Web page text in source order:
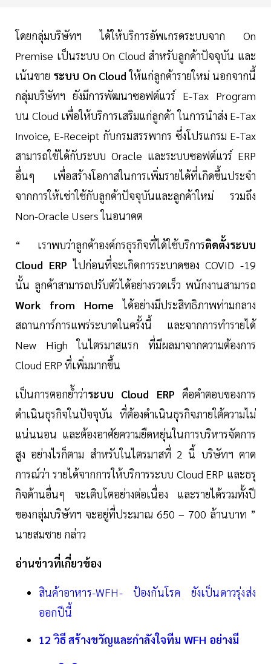
โดยกลุ่มบริษัทฯ ได้ให้บริการอัพเกรดระบบจาก On
Premise เป็นระบบ On Cloud สำหรับลูกค้าปัจจุบัน และ
เน้นขาย ระบบ On Cloudให้แก่ลูกค้ารายใหม่ นอกจากนี้
กลุ่มบริษัทฯ ยังมีการพัฒนาซอฟต์แวร์ E-Tax Program
บน Cloud เพื่อให้บริการเสริมแก่ลูกค้า ในการนำส่ง E-Tax
Invoice, E-Receipt กับกรมสรรพากร ซึ่งโปรแกรม E-Tax
สามารถใช้ได้กับระบบ Oracle และระบบซอฟต์แวร์ ERP
อื่นๆ เพื่อสร้างโอกาสในการเพิ่มรายได้ที่เกิดขึ้นประจำ
จากการให้เช่าใช้กับลูกค้าปัจจุบันและลูกค้าใหม่ รวมถึง
Non-Oracle Users ในอนาคต
“ เราพบว่าลูกค้าองค์กรธุรกิจที่ได้ใช้บริการติดตั้งระบบ
Cloud ERP ไปก่อนที่จะเกิดการระบาดของ COVID -19
นั้น ลูกค้าสามารถปรับตัวได้อย่างรวดเร็ว พนักงานสามารถ
Work from Homeได้อย่างมีประสิทธิภาพท่ามกลาง
สถานการ์การแพร่ระบาดในครั้งนี้ และจากการทำรายได้
New High ในไตรมาสแรก ที่มีผลมาจากความต้องการ
Cloud ERP ที่เพิ่มมากขึ้น
เป็นการตอกย้ำว่าระบบ Cloud ERP คือคำตอบของการ
ดำเนินธุรกิจในปัจจุบัน ที่ต้องดำเนินธุรกิจภายใต้ความไม่
แน่นนอน และต้องอาศัยความยืดหยุ่นในการบริหารจัดการ
สูง อย่างไรก็ตาม สำหรับในไตรมาสที่ 2 นี้ บริษัทฯ คาด
การณ์ว่า รายได้จากการให้บริการระบบ Cloud ERP และธรุ
กิจด้านอื่นๆ จะเติบโตอย่างต่อเนื่อง และรายได้รวมทั้งปี
ของกลุ่มบริษัทฯ จะอยู่ที่ประมาณ 650 – 700 ล้านบาท ”
นายสมชาย กล่าว
อ่านข่าวที่เกี่ยวข้อง
สินค้าอาหาร-WFH- ป้องกันโรค ยังเป็นดาวรุ่งส่ง
ออกปีนี้
12 วิธี สร้างขวัญและกำลังใจทีม WFH อย่างมี